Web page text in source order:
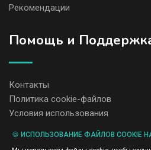
Рекомендации
Помощь и
Контакты
Политика cookie-файлов
Условия использования
🍪 ИСПОЛЬЗОВАНИЕ ФАЙЛОВ COOKIE